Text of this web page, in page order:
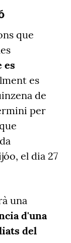
que
es
es
de
per
el dia 27
una
d'una
del